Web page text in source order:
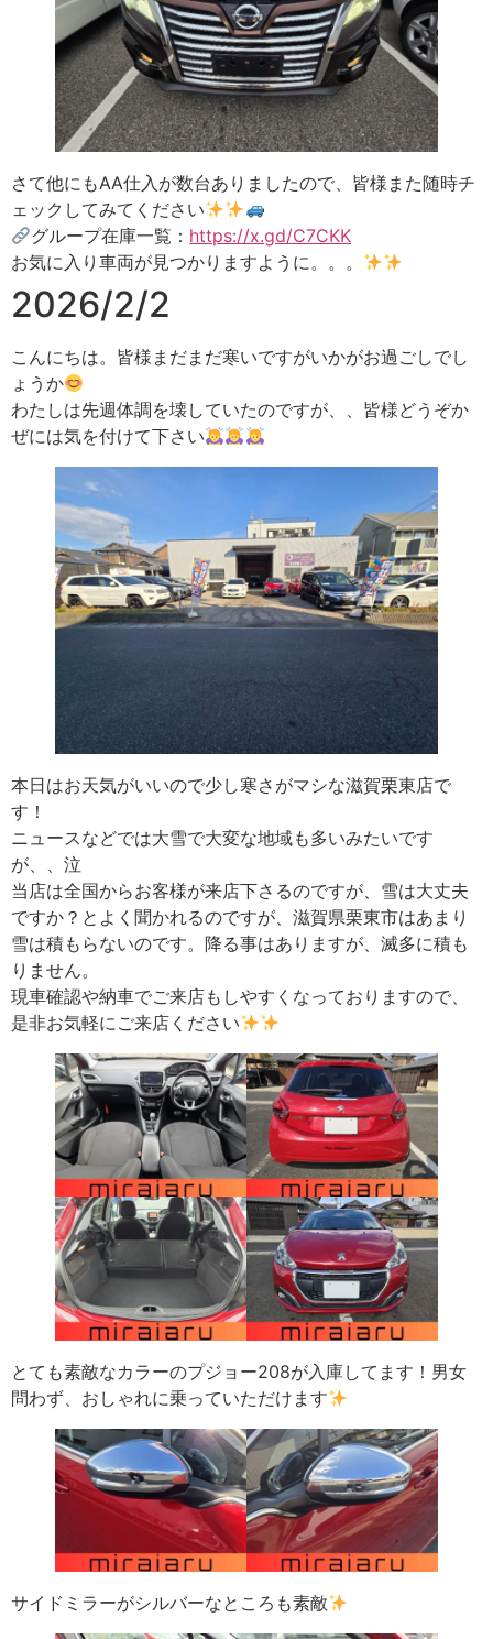
さて他にもAA仕入が数台ありましたので、皆様また随時チ
ェックしてみてください
グループ在庫一覧： https://x.gd/C7CKK
お気に入り車両が見つかりますように。。。
2026/2/2
こんにちは。皆様まだまだ寒いですがいかがお過ごしでし
ょうか
わたしは先週体調を壊していたのですが、、皆様どうぞか
ぜには気を付けて下さい
本日はお天気がいいので少し寒さがマシな滋賀栗東店で
す！
ニュースなどでは大雪で大変な地域も多いみたいです
が、、泣
当店は全国からお客様が来店下さるのですが、雪は大丈夫
ですか？とよく聞かれるのですが、滋賀県栗東市はあまり
雪は積もらないのです。降る事はありますが、滅多に積も
りません。
現車確認や納車でご来店もしやすくなっておりますので、
是非お気軽にご来店ください
とても素敵なカラーのプジョー208が入庫してます！男女
問わず、おしゃれに乗っていただけます
サイドミラーがシルバーなところも素敵